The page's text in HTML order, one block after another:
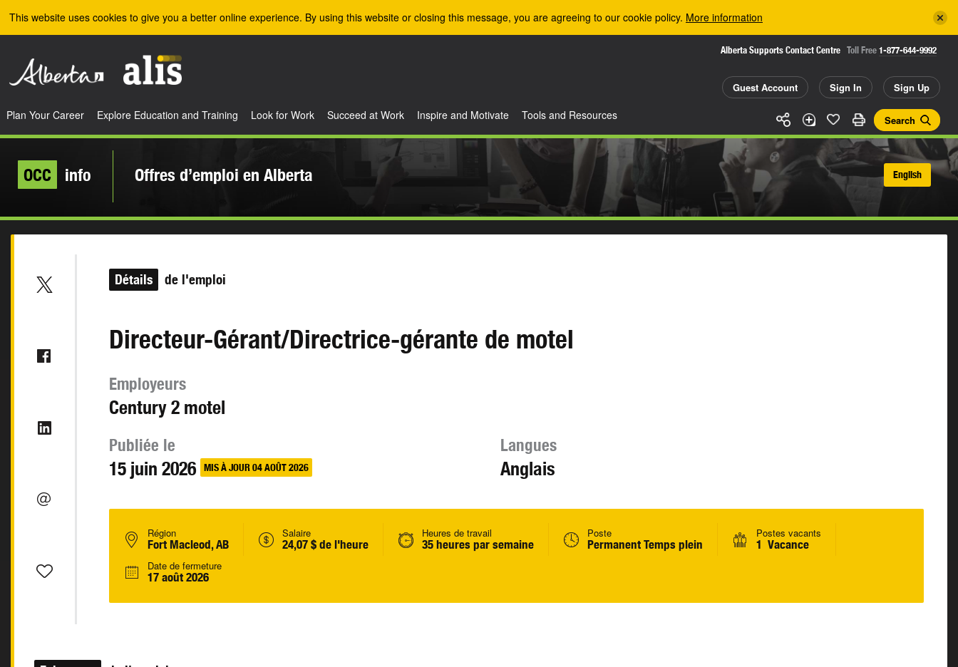
This website uses cookies to give you a better online experience. By using this website or closing this message, you are agreeing to our cookie policy. More information
Alberta Supports Contact Centre Toll Free 1-877-644-9992
Guest Account Sign In Sign Up
Search
Plan Your Career Explore Education and Training Look for Work Succeed at Work Inspire and Motivate Tools and Resources
OCC info Offres d’emploi en Alberta English
Détails de l'emploi
Directeur-Gérant/Directrice-gérante de motel
Employeurs
Century 2 motel
Publiée le
15 juin 2026 MIS À JOUR 04 AOÛT 2026
Langues
Anglais
Région
Fort Macleod, AB
Salaire
24,07 $ de l'heure
Heures de travail
35 heures par semaine
Poste
Permanent Temps plein
Postes vacants
1 Vacance
Date de fermeture
17 août 2026